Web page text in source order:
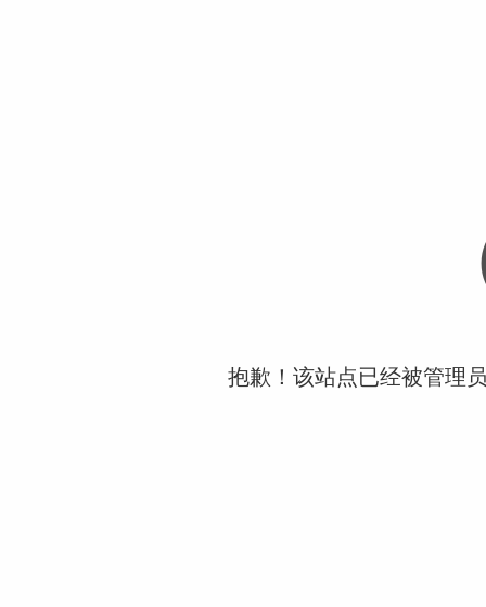
抱歉！该站点已经被管理